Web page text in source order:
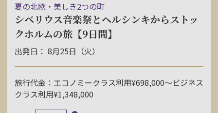
夏の北欧・美しき2つの町
シベリウス音楽祭とヘルシンキからストッ
クホルムの旅【9日間】
出発日： 8月25日（火）
旅行代金：エコノミークラス利用¥698,000〜ビジネス
クラス利用¥1,348,000